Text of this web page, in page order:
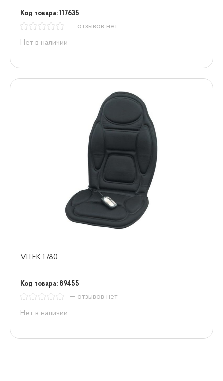
Код товара: 117635
— отзывов нет
Нет в наличии
VITEK 1780
Код товара: 89455
— отзывов нет
Нет в наличии